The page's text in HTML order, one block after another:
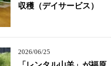
収穫（デイサービス）
2026/06/25